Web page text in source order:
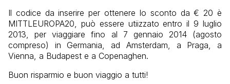
Il codice da inserire per ottenere lo sconto da € 20 è
MITTLEUROPA20, può essere utiizzato entro il 9 luglio
2013, per viaggiare fino al 7 gennaio 2014 (agosto
compreso) in Germania, ad Amsterdam, a Praga, a
Vienna, a Budapest e a Copenaghen.
Buon risparmio e buon viaggio a tutti!